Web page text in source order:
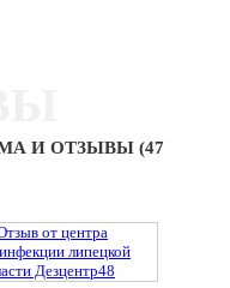
И ОТЗЫВЫ (47